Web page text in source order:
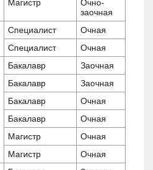
Магистр
Очно-
заочная
Специалист
Очная
Специалист
Очная
Бакалавр
Заочная
Бакалавр
Заочная
Бакалавр
Очная
Бакалавр
Очная
Магистр
Очная
Магистр
Очная